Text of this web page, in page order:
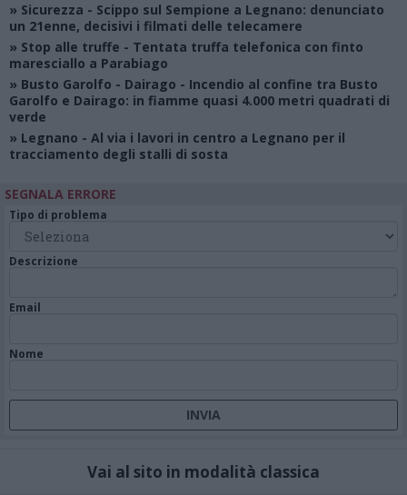
» Sicurezza - Scippo sul Sempione a Legnano: denunciato
un 21enne, decisivi i filmati delle telecamere
» Stop alle truffe - Tentata truffa telefonica con finto
maresciallo a Parabiago
» Busto Garolfo - Dairago - Incendio al confine tra Busto
Garolfo e Dairago: in fiamme quasi 4.000 metri quadrati di
verde
» Legnano - Al via i lavori in centro a Legnano per il
tracciamento degli stalli di sosta
SEGNALA ERRORE
Tipo di problema
Descrizione
Email
Nome
Vai al sito in modalità classica